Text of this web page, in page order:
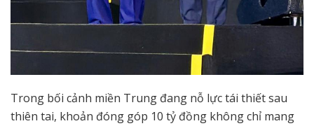
Trong bối cảnh miền Trung đang nỗ lực tái thiết sau
thiên tai, khoản đóng góp 10 tỷ đồng không chỉ mang